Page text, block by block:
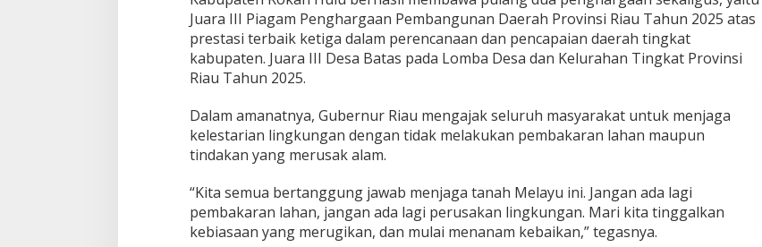
Juara III Piagam Penghargaan Pembangunan Daerah Provinsi Riau Tahun 2025 atas
prestasi terbaik ketiga dalam perencanaan dan pencapaian daerah tingkat
kabupaten. Juara III Desa Batas pada Lomba Desa dan Kelurahan Tingkat Provinsi
Riau Tahun 2025.
Dalam amanatnya, Gubernur Riau mengajak seluruh masyarakat untuk menjaga
kelestarian lingkungan dengan tidak melakukan pembakaran lahan maupun
tindakan yang merusak alam.
“Kita semua bertanggung jawab menjaga tanah Melayu ini. Jangan ada lagi
pembakaran lahan, jangan ada lagi perusakan lingkungan. Mari kita tinggalkan
kebiasaan yang merugikan, dan mulai menanam kebaikan,” tegasnya.